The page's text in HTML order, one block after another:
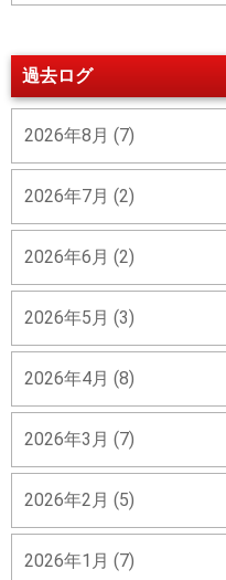
過去ログ
2026年8月 (7)
2026年7月 (2)
2026年6月 (2)
2026年5月 (3)
2026年4月 (8)
2026年3月 (7)
2026年2月 (5)
2026年1月 (7)